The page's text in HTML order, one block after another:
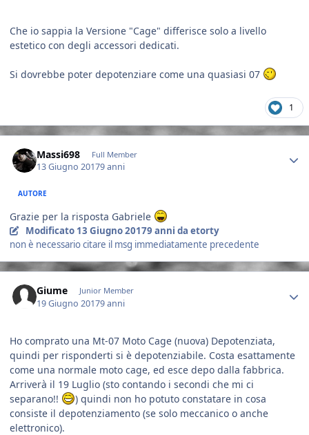
Che io sappia la Versione "Cage" differisce solo a livello
estetico con degli accessori dedicati.
Si dovrebbe poter depotenziare come una quasiasi 07
1
Massi698 Full Member
13 Giugno 20179 anni
AUTORE
Grazie per la risposta Gabriele
Modificato 13 Giugno 20179 anni da etorty
non è necessario citare il msg immediatamente precedente
Giume Junior Member
19 Giugno 20179 anni
Ho comprato una Mt-07 Moto Cage (nuova) Depotenziata,
quindi per risponderti si è depotenziabile. Costa esattamente
come una normale moto cage, ed esce depo dalla fabbrica.
Arriverà il 19 Luglio (sto contando i secondi che mi ci
separano!!
) quindi non ho potuto constatare in cosa
consiste il depotenziamento (se solo meccanico o anche
elettronico).